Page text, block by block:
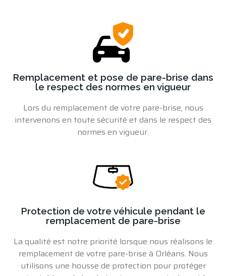
Remplacement et pose de pare-brise dans
le respect des normes en vigueur
Lors du remplacement de votre pare-brise, nous
intervenons en toute sécurité et dans le respect des
normes en vigueur.
Protection de votre véhicule pendant le
remplacement de pare-brise
La qualité est notre priorité lorsque nous réalisons le
remplacement de votre pare-brise à Orléans. Nous
utilisons une housse de protection pour protéger